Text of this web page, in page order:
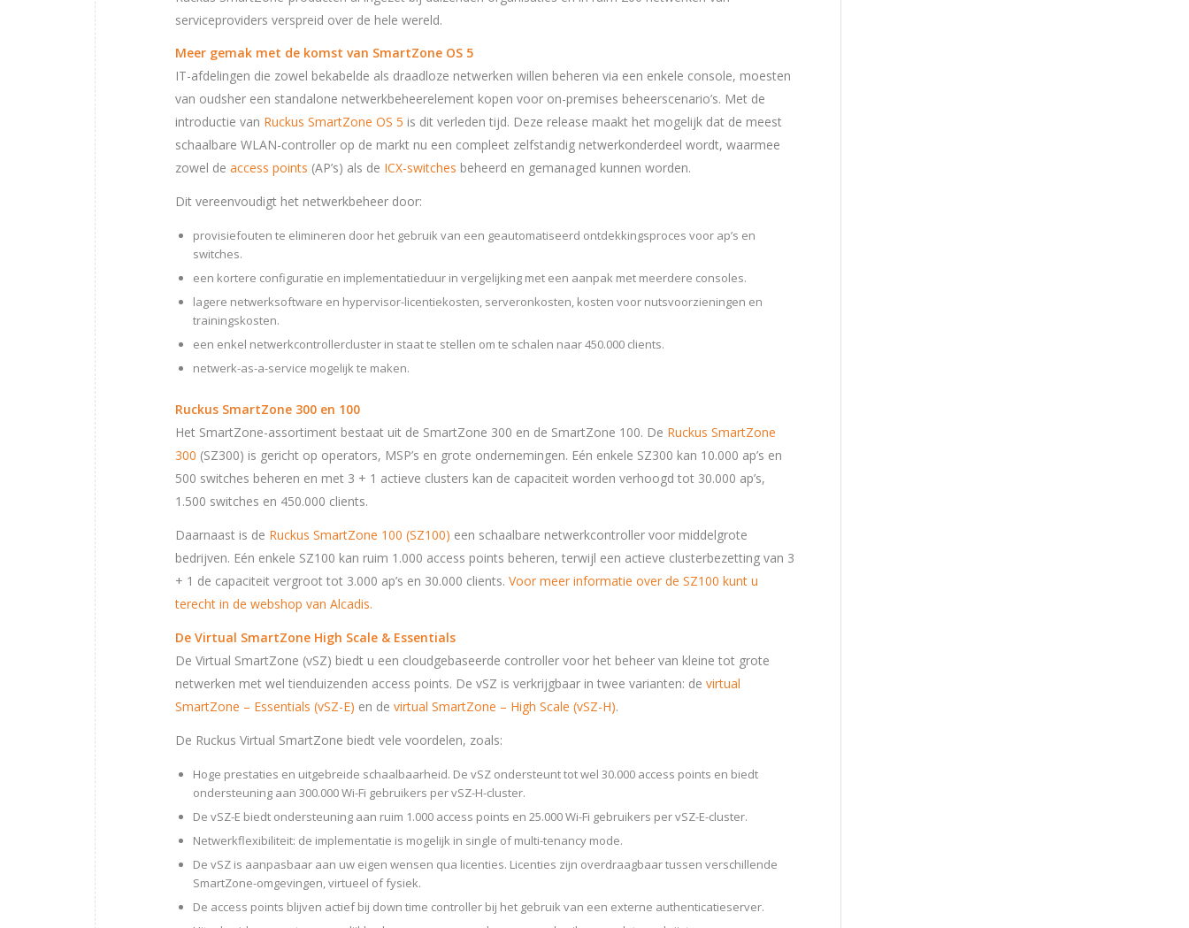
serviceproviders verspreid over de hele wereld.
Meer gemak met de komst van SmartZone OS 5
IT-afdelingen die zowel bekabelde als draadloze netwerken willen beheren via een enkele console, moesten
van oudsher een standalone netwerkbeheerelement kopen voor on-premises beheerscenario’s. Met de
introductie van Ruckus SmartZone OS 5 is dit verleden tijd. Deze release maakt het mogelijk dat de meest
schaalbare WLAN-controller op de markt nu een compleet zelfstandig netwerkonderdeel wordt, waarmee
zowel de access points (AP’s) als de ICX-switches beheerd en gemanaged kunnen worden.
Dit vereenvoudigt het netwerkbeheer door:
provisiefouten te elimineren door het gebruik van een geautomatiseerd ontdekkingsproces voor ap’s en
switches.
een kortere configuratie en implementatieduur in vergelijking met een aanpak met meerdere consoles.
lagere netwerksoftware en hypervisor-licentiekosten, serveronkosten, kosten voor nutsvoorzieningen en
trainingskosten.
een enkel netwerkcontrollercluster in staat te stellen om te schalen naar 450.000 clients.
netwerk-as-a-service mogelijk te maken.
Ruckus SmartZone 300 en 100
Het SmartZone-assortiment bestaat uit de SmartZone 300 en de SmartZone 100. De Ruckus SmartZone
300 (SZ300) is gericht op operators, MSP’s en grote ondernemingen. Eén enkele SZ300 kan 10.000 ap’s en
500 switches beheren en met 3 + 1 actieve clusters kan de capaciteit worden verhoogd tot 30.000 ap’s,
1.500 switches en 450.000 clients.
Daarnaast is de Ruckus SmartZone 100 (SZ100) een schaalbare netwerkcontroller voor middelgrote
bedrijven. Eén enkele SZ100 kan ruim 1.000 access points beheren, terwijl een actieve clusterbezetting van 3
+ 1 de capaciteit vergroot tot 3.000 ap’s en 30.000 clients. Voor meer informatie over de SZ100 kunt u
terecht in de webshop van Alcadis.
De Virtual SmartZone High Scale & Essentials
De Virtual SmartZone (vSZ) biedt u een cloudgebaseerde controller voor het beheer van kleine tot grote
netwerken met wel tienduizenden access points. De vSZ is verkrijgbaar in twee varianten: de virtual
SmartZone – Essentials (vSZ-E) en de virtual SmartZone – High Scale (vSZ-H).
De Ruckus Virtual SmartZone biedt vele voordelen, zoals:
Hoge prestaties en uitgebreide schaalbaarheid. De vSZ ondersteunt tot wel 30.000 access points en biedt
ondersteuning aan 300.000 Wi-Fi gebruikers per vSZ-H-cluster.
De vSZ-E biedt ondersteuning aan ruim 1.000 access points en 25.000 Wi-Fi gebruikers per vSZ-E-cluster.
Netwerkflexibiliteit: de implementatie is mogelijk in single of multi-tenancy mode.
De vSZ is aanpasbaar aan uw eigen wensen qua licenties. Licenties zijn overdraagbaar tussen verschillende
SmartZone-omgevingen, virtueel of fysiek.
De access points blijven actief bij down time controller bij het gebruik van een externe authenticatieserver.